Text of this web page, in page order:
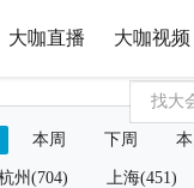
大咖直播 大咖视频
本周 下周
州(704) 上海(451)